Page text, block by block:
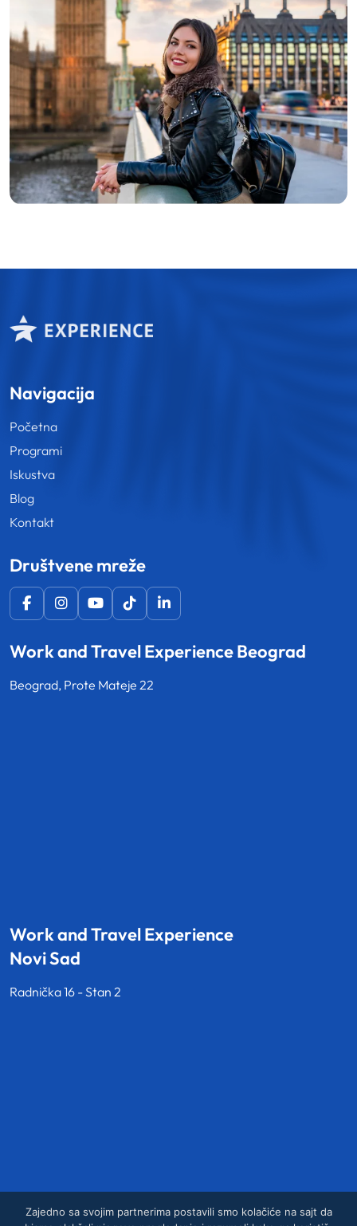
Navigacija
Početna
Programi
Iskustva
Blog
Kontakt
Društvene mreže
Work and Travel Experience Beograd
Beograd, Prote Mateje 22
Work and Travel Experience
Novi Sad
Radnička 16 - Stan 2
Zajedno sa svojim partnerima postavili smo kolačiće na sajt da